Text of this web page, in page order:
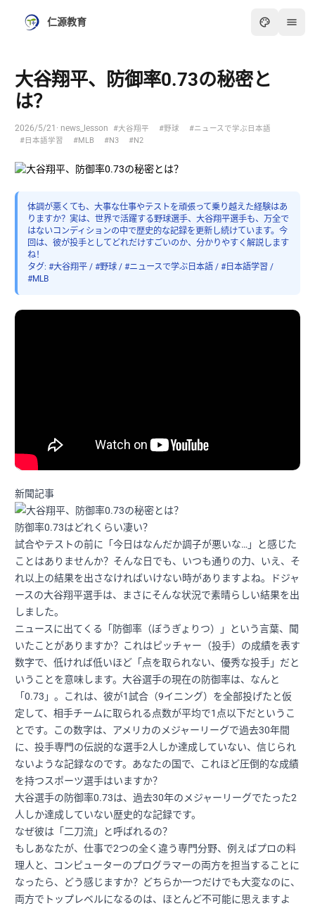
仁源教育
大谷翔平、防御率0.73の秘密と
は？
2026/5/21 · news_lesson #大谷翔平 #野球
#ニュースで学ぶ日本語
#日本語学習
#MLB #N3 #N2
体調が悪くても、大事な仕事やテストを頑張って乗り越えた経験はあ
りますか？実は、世界で活躍する野球選手、大谷翔平選手も、万全で
はないコンディションの中で歴史的な記録を更新し続けています。今
回は、彼が投手としてどれだけすごいのか、分かりやすく解説します
ね！
タグ: #大谷翔平 / #野球 / #ニュースで学ぶ日本語 / #日本語学習 /
#MLB
新聞記事
防御率0.73はどれくらい凄い？
試合やテストの前に「今日はなんだか調子が悪いな…」と感じた
ことはありませんか？そんな日でも、いつも通りの力、いえ、そ
れ以上の結果を出さなければいけない時がありますよね。ドジャ
ースの大谷翔平選手は、まさにそんな状況で素晴らしい結果を出
しました。
ニュースに出てくる「防御率（ぼうぎょりつ）」という言葉、聞
いたことがありますか？これはピッチャー（投手）の成績を表す
数字で、低ければ低いほど「点を取られない、優秀な投手」だと
いうことを意味します。大谷選手の現在の防御率は、なんと
「0.73」。これは、彼が1試合（9イニング）を全部投げたと仮
定して、相手チームに取られる点数が平均で1点以下だというこ
とです。この数字は、アメリカのメジャーリーグで過去30年間
に、投手専門の伝説的な選手2人しか達成していない、信じられ
ないような記録なのです。あなたの国で、これほど圧倒的な成績
を持つスポーツ選手はいますか？
大谷選手の防御率0.73は、過去30年のメジャーリーグでたった2
人しか達成していない歴史的な記録です。
なぜ彼は「二刀流」と呼ばれるの？
もしあなたが、仕事で2つの全く違う専門分野、例えばプロの料
理人と、コンピューターのプログラマーの両方を担当することに
なったら、どう感じますか？どちらか一つだけでも大変なのに、
両方でトップレベルになるのは、ほとんど不可能に思えますよ